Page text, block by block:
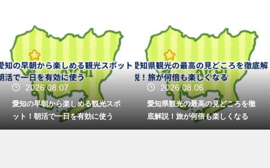
2026.08.07
愛知の早朝から楽しめる観光スポ
ット！朝活で一日を有効に使う
2026.08.06
愛知県観光の最高の見どころを徹
底解説！旅が何倍も楽しくなる